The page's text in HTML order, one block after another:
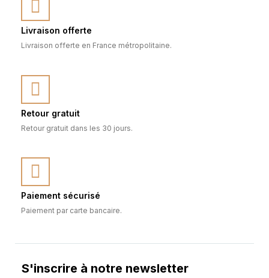
Livraison offerte
Livraison offerte en France métropolitaine.
Retour gratuit
Retour gratuit dans les 30 jours.
Paiement sécurisé
Paiement par carte bancaire.
S'inscrire à notre newsletter